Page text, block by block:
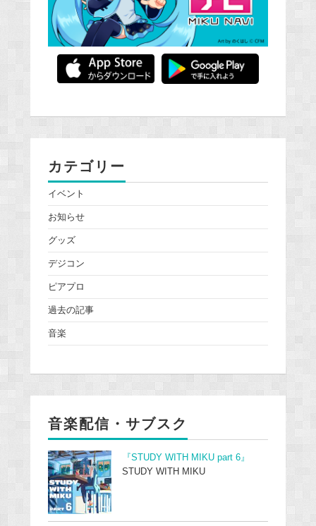
カテゴリー
イベント
お知らせ
グッズ
デジコン
ピアプロ
過去の記事
音楽
音楽配信・サブスク
『STUDY WITH MIKU part 6』
STUDY WITH MIKU